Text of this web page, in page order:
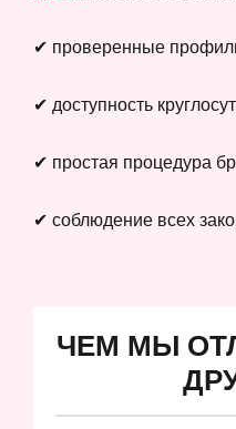
✔ проверенные
✔ доступность
✔ простая процедура
✔ соблюдение всех
ЧЕМ МЫ